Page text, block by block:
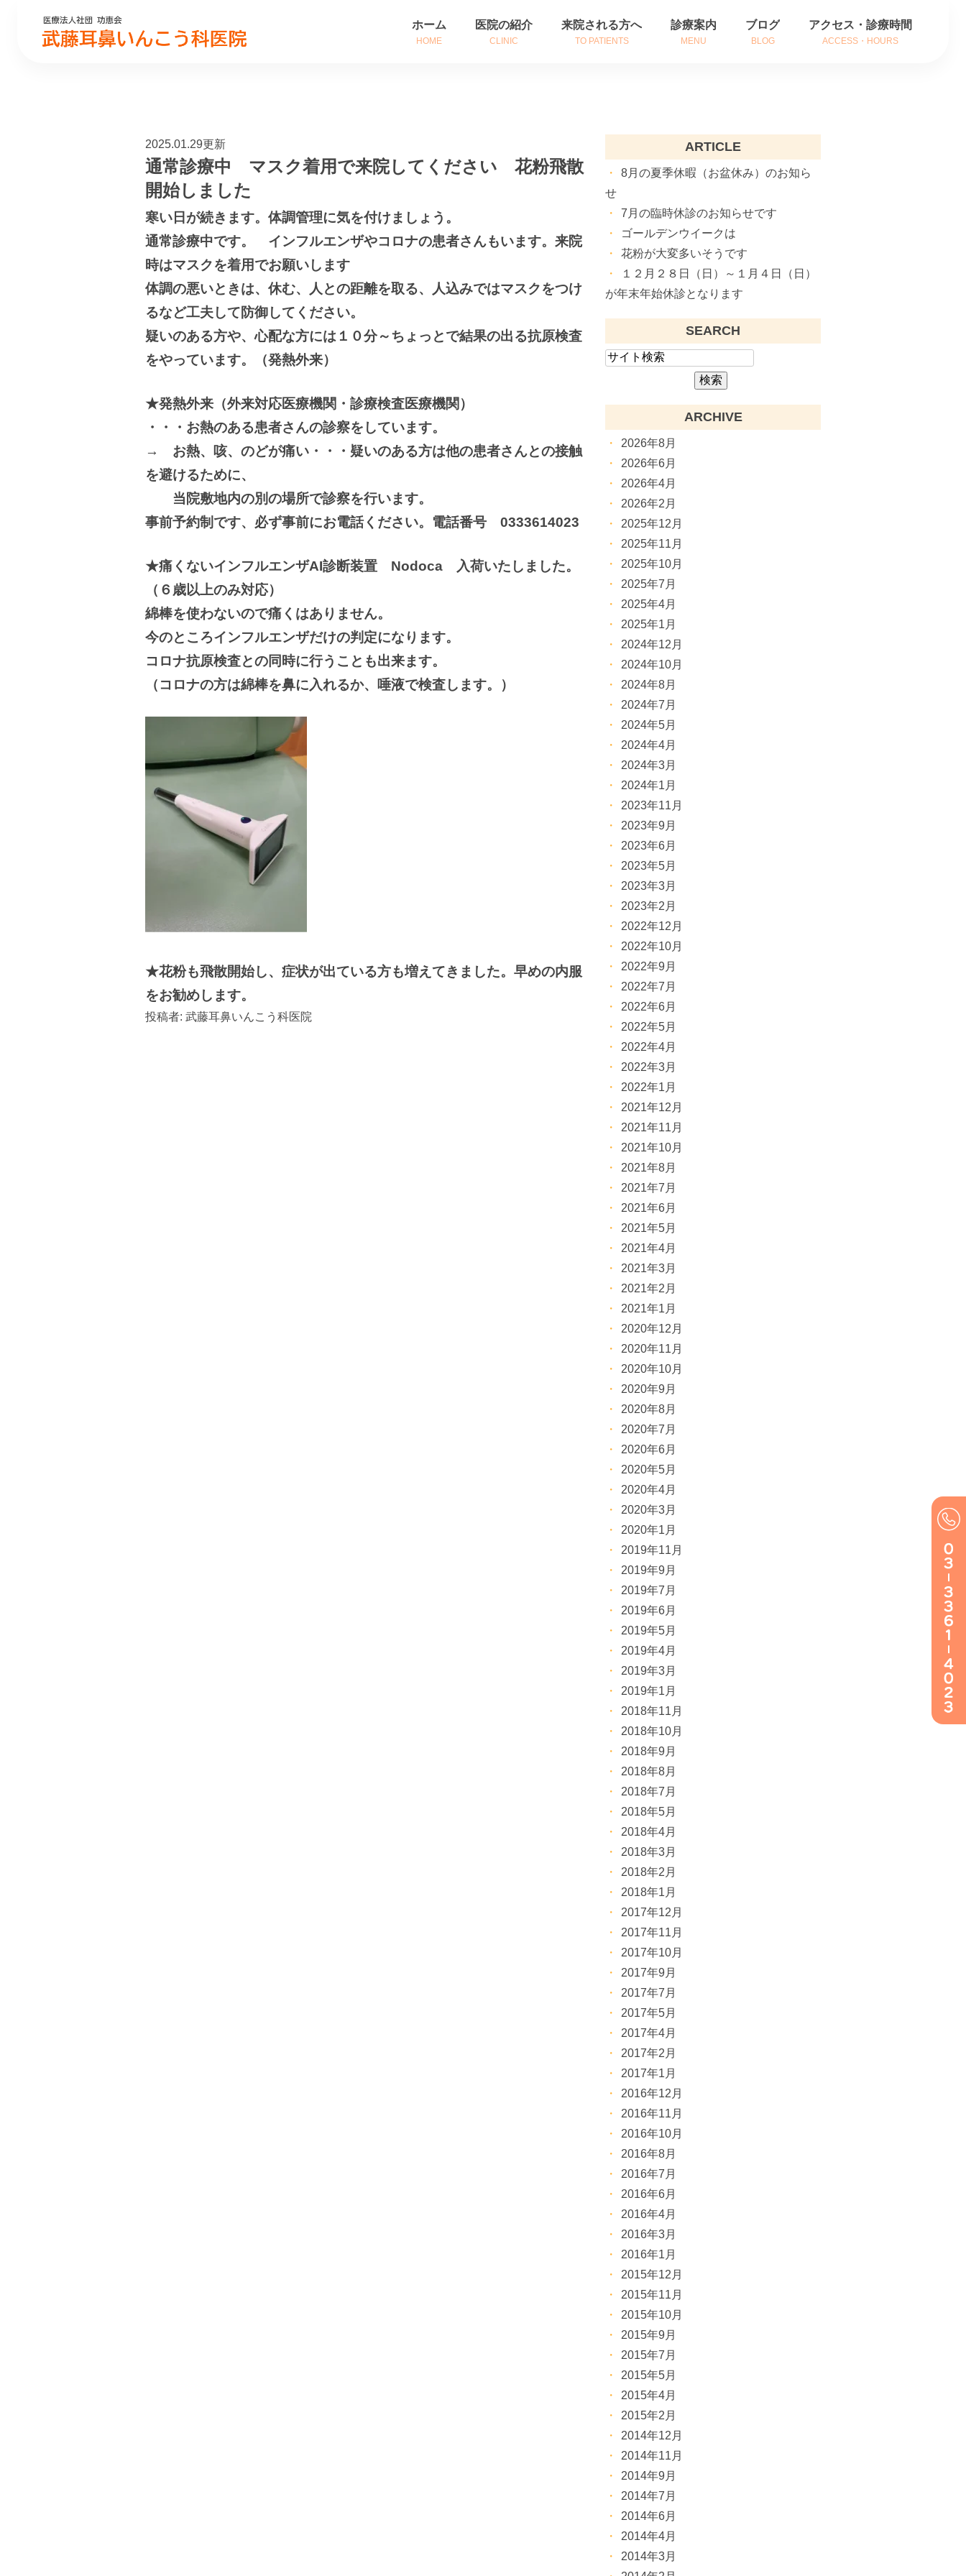
ホーム
HOME
医院の紹介
CLINIC
来院される方へ
TO PATIENTS
診療案内
MENU
のどの症状
がん治療
補聴器相談
インフルエンザ治療
花粉症でお悩みの方へ
ブログ
BLOG
アクセス・診療時間
ACCESS・HOURS
2025.01.29更新
通常診療中 マスク着用で来院してください 花粉飛散
開始しました
寒い日が続きます。体調管理に気を付けましょう。
通常診療中です。 インフルエンザやコロナの患者さんもいます。来院
時はマスクを着用でお願いします
体調の悪いときは、休む、人との距離を取る、人込みではマスクをつけ
るなど工夫して防御してください。
疑いのある方や、心配な方には１０分～ちょっとで結果の出る抗原検査
をやっています。（発熱外来）
★発熱外来（外来対応医療機関・診療検査医療機関）
・・・お熱のある患者さんの診察をしています。
→ お熱、咳、のどが痛い・・・疑いのある方は他の患者さんとの接触
を避けるために、
当院敷地内の別の場所で診察を行います。
事前予約制です、必ず事前にお電話ください。電話番号 0333614023
★痛くないインフルエンザAI診断装置 Nodoca 入荷いたしました。
（６歳以上のみ対応）
綿棒を使わないので痛くはありません。
今のところインフルエンザだけの判定になります。
コロナ抗原検査との同時に行うことも出来ます。
（コロナの方は綿棒を鼻に入れるか、唾液で検査します。）
★花粉も飛散開始し、症状が出ている方も増えてきました。早めの内服
をお勧めします。
投稿者: 武藤耳鼻いんこう科医院
ARTICLE
8月の夏季休暇（お盆休み）のお知ら
せ
7月の臨時休診のお知らせです
ゴールデンウイークは
花粉が大変多いそうです
１２月２８日（日）～１月４日（日）
が年末年始休診となります
SEARCH
ARCHIVE
2026年8月
2026年6月
2026年4月
2026年2月
2025年12月
2025年11月
2025年10月
2025年7月
2025年4月
2025年1月
2024年12月
2024年10月
2024年8月
2024年7月
2024年5月
2024年4月
2024年3月
2024年1月
2023年11月
2023年9月
2023年6月
2023年5月
2023年3月
2023年2月
2022年12月
2022年10月
2022年9月
2022年7月
2022年6月
2022年5月
2022年4月
2022年3月
2022年1月
2021年12月
2021年11月
2021年10月
2021年8月
2021年7月
2021年6月
2021年5月
2021年4月
2021年3月
2021年2月
2021年1月
2020年12月
2020年11月
2020年10月
2020年9月
2020年8月
2020年7月
2020年6月
2020年5月
2020年4月
2020年3月
2020年1月
2019年11月
2019年9月
2019年7月
2019年6月
2019年5月
2019年4月
2019年3月
2019年1月
2018年11月
2018年10月
2018年9月
2018年8月
2018年7月
2018年5月
2018年4月
2018年3月
2018年2月
2018年1月
2017年12月
2017年11月
2017年10月
2017年9月
2017年7月
2017年5月
2017年4月
2017年2月
2017年1月
2016年12月
2016年11月
2016年10月
2016年8月
2016年7月
2016年6月
2016年4月
2016年3月
2016年1月
2015年12月
2015年11月
2015年10月
2015年9月
2015年7月
2015年5月
2015年4月
2015年2月
2014年12月
2014年11月
2014年9月
2014年7月
2014年6月
2014年4月
2014年3月